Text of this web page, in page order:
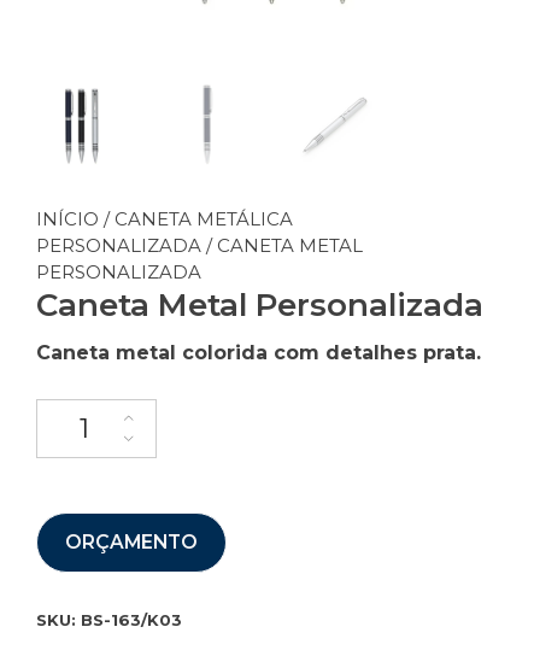
INÍCIO / CANETA METÁLICA
PERSONALIZADA / CANETA METAL
PERSONALIZADA
Caneta Metal Personalizada
Caneta metal colorida com detalhes prata.
ORÇAMENTO
SKU: BS-163/K03